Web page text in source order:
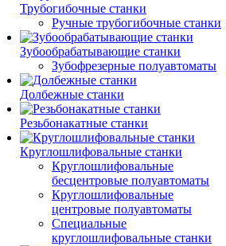
Трубогибочные станки
Ручные трубогибочные станки
Зубообрабатывающие станки
Зубофрезерные полуавтоматы
Долбежные станки
Резьбонакатные станки
Круглошлифовальные станки
Круглошлифовальные
бесцентровые полуавтоматы
Круглошлифовальные
центровые полуавтоматы
Специальные
круглошлифовальные станки